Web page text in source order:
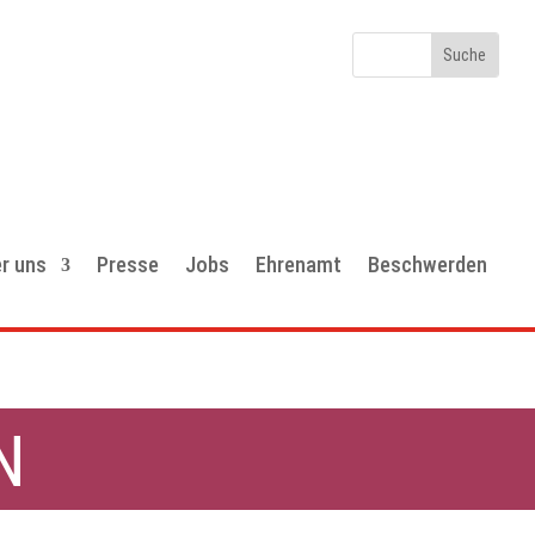
uns Presse Jobs Ehrenamt
Beschwerden